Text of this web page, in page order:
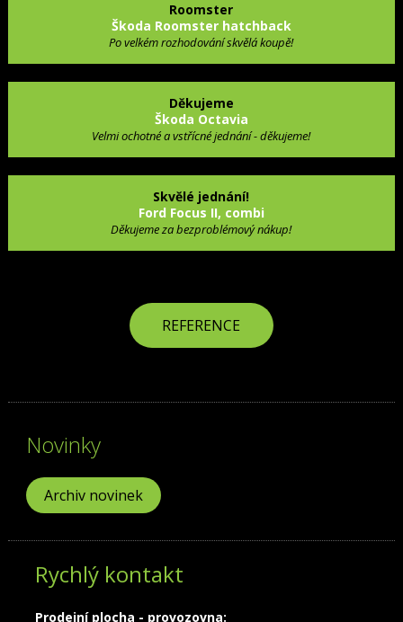
Roomster
Škoda Roomster hatchback
Po velkém rozhodování skvělá koupě!
Děkujeme
Škoda Octavia
Velmi ochotné a vstřícné jednání - děkujeme!
Skvělé jednání!
Ford Focus II, combi
Děkujeme za bezproblémový nákup!
REFERENCE
Novinky
Archiv novinek
Rychlý kontakt
Prodejní plocha - provozovna: